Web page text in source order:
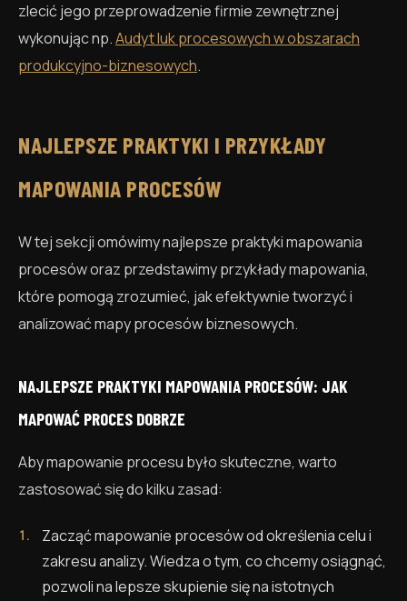
zlecić jego przeprowadzenie firmie zewnętrznej
wykonując np.Audyt luk procesowych w obszarach
produkcyjno-biznesowych.
NAJLEPSZE PRAKTYKI I PRZYKŁADY
MAPOWANIA PROCESÓW
W tej sekcji omówimy najlepsze praktyki mapowania
procesów oraz przedstawimy przykłady mapowania,
które pomogą zrozumieć, jak efektywnie tworzyć i
analizować mapy procesów biznesowych.
NAJLEPSZE PRAKTYKI MAPOWANIA PROCESÓW: JAK
MAPOWAĆ PROCES DOBRZE
Aby mapowanie procesu było skuteczne, warto
zastosować się do kilku zasad:
Zacząć mapowanie procesów od określenia celu i
zakresu analizy. Wiedza o tym, co chcemy osiągnąć,
pozwoli na lepsze skupienie się na istotnych